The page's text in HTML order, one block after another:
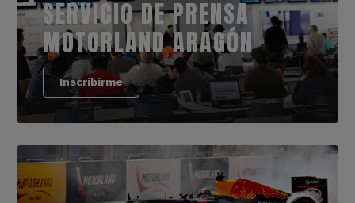
SERVICIO DE PRENSA
MOTORLAND ARAGÓN
Inscribirme